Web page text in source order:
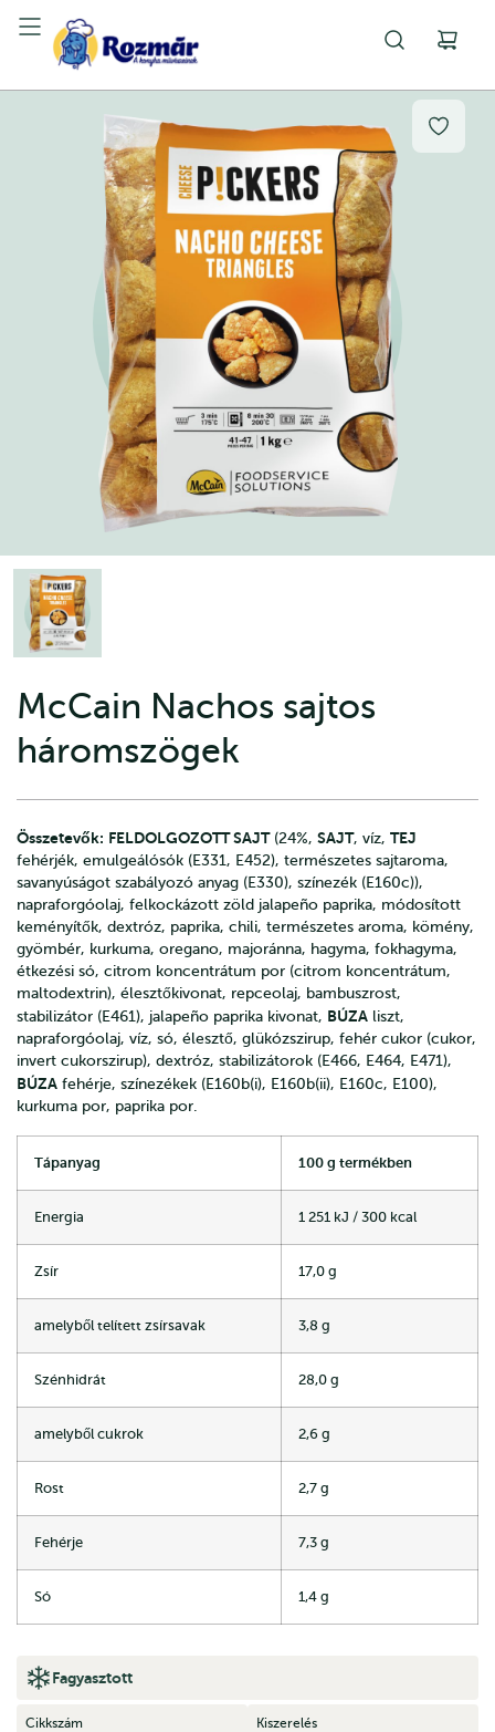
McCain Nachos sajtos
háromszögek
Összetevők: FELDOLGOZOTT SAJT(24%, SAJT, víz, TEJ
fehérjék, emulgeálósók (E331, E452), természetes sajtaroma,
savanyúságot szabályozó anyag (E330), színezék (E160c)),
napraforgóolaj, felkockázott zöld jalapeño paprika, módosított
keményítők, dextróz, paprika, chili, természetes aroma, kömény,
gyömbér, kurkuma, oregano, majoránna, hagyma, fokhagyma,
étkezési só, citrom koncentrátum por (citrom koncentrátum,
maltodextrin), élesztőkivonat, repceolaj, bambuszrost,
stabilizátor (E461), jalapeño paprika kivonat, BÚZA liszt,
napraforgóolaj, víz, só, élesztő, glükózszirup, fehér cukor (cukor,
invert cukorszirup), dextróz, stabilizátorok (E466, E464, E471),
BÚZA fehérje, színezékek (E160b(i), E160b(ii), E160c, E100),
kurkuma por, paprika por.
Tápanyag 100 g termékben
Energia 1 251 kJ / 300 kcal
Zsír 17,0 g
amelyből telített zsírsavak 3,8 g
Szénhidrát 28,0 g
amelyből cukrok 2,6 g
Rost 2,7 g
Fehérje 7,3 g
Só 1,4 g
Fagyasztott
Cikkszám Kiszerelés